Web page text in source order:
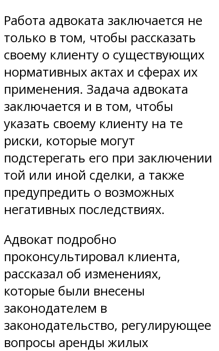
Работа адвоката заключается не
только в том, чтобы рассказать
своему клиенту о существующих
нормативных актах и сферах их
применения. Задача адвоката
заключается и в том, чтобы
указать своему клиенту на те
риски, которые могут
подстерегать его при заключении
той или иной сделки, а также
предупредить о возможных
негативных последствиях.
Адвокат подробно
проконсультировал клиента,
рассказал об изменениях,
которые были внесены
законодателем в
законодательство, регулирующее
вопросы аренды жилых